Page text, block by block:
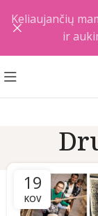
19
KOV
Keliaujančių
ir